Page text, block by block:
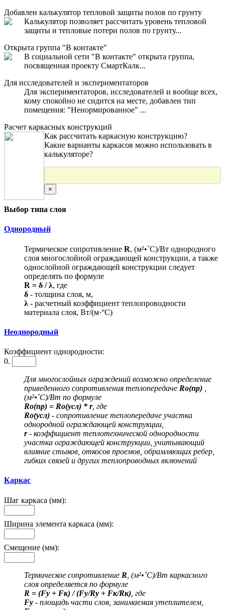
Добавлен калькулятор тепловой защиты полов по грунту
Калькулятор позволяет рассчитать уровень тепловой
защиты и тепловые потери полов по грунту...
Открыта группа "В контакте"
В социальной сети "В контакте" открыта группа,
посвященная проекту СмартКалк...
Для исследователей и экспериментаторов
Для экспериментаторов, исследователей и вообще всех,
кому спокойно не сидится на месте, добавлен тип
помещения: "Ненормированное" ...
Расчет каркасных конструкций
Как рассчитать каркасную конструкцию?
Какие варианты каркасов можно использовать в
калькуляторе?
×
Выбор типа слоя
Однородный
Термическое сопротивление R, (м²•˚С)/Вт однородного
слоя многослойной ограждающей конструкции, а также
однослойной ограждающей конструкции следует
определять по формуле
R = δ / λ, где
δ - толщина слоя, м,
λ - расчетный коэффициент теплопроводности
материала слоя, Вт/(м·°С)
Неоднородный
Коэффициент однородности:
0.
Для многослойных ограждений возможно определение
приведенного сопротивления теплопередаче Ro(пр)
(м²•˚С)/Вт по формуле
Ro(пр) = Ro(усл) * r, где
Ro(усл) - сопротивление теплопередаче участка
однородной ограждающей конструкции,
r- коэффициент теплотехнической однородности
участка ограждающей конструкции, учитывающий
влияние стыков, откосов проемов, обрамляющих ребер,
гибких связей и других теплопроводных включений
Каркас
Шаг каркаса (мм):
Ширина элемента каркаса (мм):
Смещение (мм):
Термическое сопротивление R , (м²•˚С)/Вт каркасного
слоя определяется по формуле
R = (Fу + Fк) / (Fу/Rу + Fк/Rк) , где
Fу - площадь части слоя, занимаемая утеплителем,